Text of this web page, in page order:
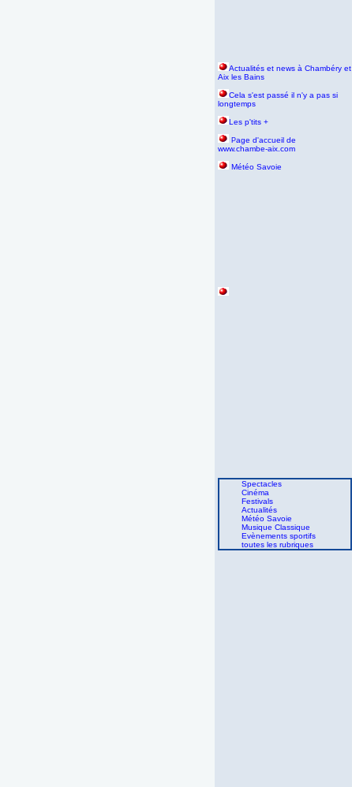
Actualités et news à Chambéry et
Aix les Bains
Cela s'est passé il n'y a pas si
longtemps
Les p'tits +
Page d'accueil de
www.chambe-aix.com
Météo Savoie
Spectacles
Cinéma
Festivals
Actualités
Météo Savoie
Musique Classique
Evènements sportifs
toutes les rubriques